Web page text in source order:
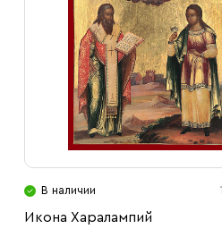
В наличии
Икона Харалампий